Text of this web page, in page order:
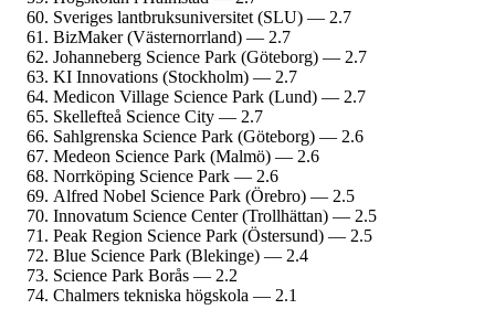
Sveriges lantbruks­universitet (SLU) — 2.7
BizMaker (Västernorrland) — 2.7
Johanneberg Science Park (Göteborg) — 2.7
KI Innovations (Stockholm) — 2.7
Medicon Village Science Park (Lund) — 2.7
Skellefteå Science City — 2.7
Sahlgrenska Science Park (Göteborg) — 2.6
Medeon Science Park (Malmö) — 2.6
Norrköping Science Park — 2.6
Alfred Nobel Science Park (Örebro) — 2.5
Innovatum Science Center (Trollhättan) — 2.5
Peak Region Science Park (Östersund) — 2.5
Blue Science Park (Blekinge) — 2.4
Science Park Borås — 2.2
Chalmers tekniska högskola — 2.1